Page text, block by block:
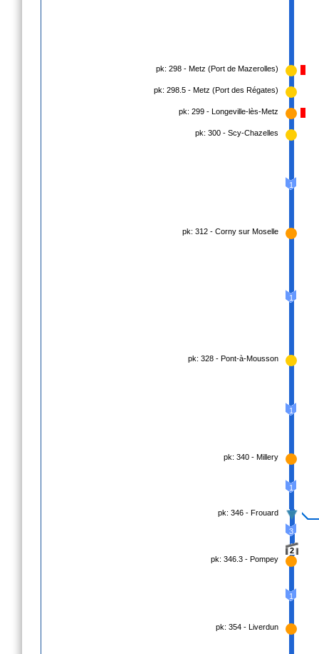
pk: 298 - Metz (Port de Mazerolles)
pk: 298.5 - Metz (Port des Régates)
pk: 299 - Longeville-lès-Metz
pk: 300 - Scy-Chazelles
1
pk: 312 - Corny sur Moselle
1
pk: 328 - Pont-à-Mousson
1
pk: 340 - Millery
1
pk: 346 - Frouard
3
2
pk: 346.3 - Pompey
1
pk: 354 - Liverdun